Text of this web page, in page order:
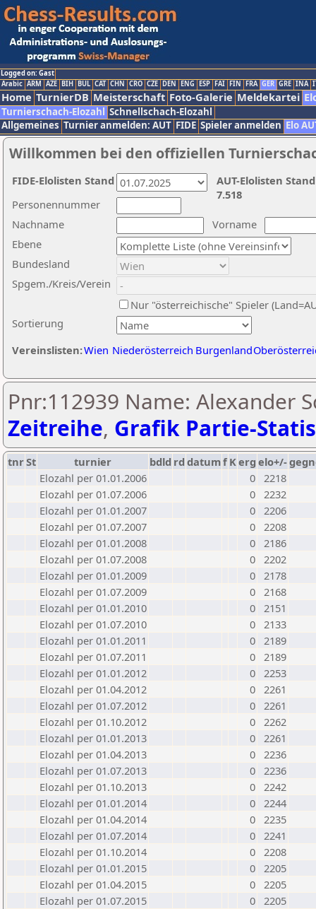
Logged on: Gast
Arabic ARM AZE BIH BUL CAT CHN CRO CZE DEN ENG ESP FAI FIN FRA GER GRE INA
Home TurnierDB Meisterschaft Foto-Galerie Meldekartei
Turnierschach-Elozahl Schnellschach-Elozahl
Allgemeines Turnier anmelden: AUT FIDE Spieler anmelden Elo
Willkommen bei den offiziellen
Nachname
Vorname
Ebene
Sortierung
Personennummer
Bundesland
Spgem./Kreis/Verein
Nur "österreichische" Spieler
Vereinslisten:Wien Niederösterreich Burgenland
AUT-Elolisten
7.518
FIDE-Elolisten Stand
Pnr:112939 Name: Alexander
Zeitreihe, Grafik Partie-
tnrSt turnier bdld rd datumf Kerg elo+/-
Elozahl per 01.01.2006
0 2218
Elozahl per 01.07.2006
0 2232
Elozahl per 01.01.2007
0 2206
Elozahl per 01.07.2007
0 2208
Elozahl per 01.01.2008
0 2186
Elozahl per 01.07.2008
0 2202
Elozahl per 01.01.2009
0 2178
Elozahl per 01.07.2009
0 2168
Elozahl per 01.01.2010
0 2151
Elozahl per 01.07.2010
0 2133
Elozahl per 01.01.2011
0 2189
Elozahl per 01.07.2011
0 2189
Elozahl per 01.01.2012
0 2253
Elozahl per 01.04.2012
0 2261
Elozahl per 01.07.2012
0 2261
Elozahl per 01.10.2012
0 2262
Elozahl per 01.01.2013
0 2261
Elozahl per 01.04.2013
0 2236
Elozahl per 01.07.2013
0 2236
Elozahl per 01.10.2013
0 2242
Elozahl per 01.01.2014
0 2244
Elozahl per 01.04.2014
0 2235
Elozahl per 01.07.2014
0 2241
Elozahl per 01.10.2014
0 2208
Elozahl per 01.01.2015
0 2205
Elozahl per 01.04.2015
0 2205
Elozahl per 01.07.2015
0 2205